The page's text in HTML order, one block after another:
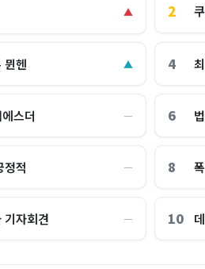
▲ 2
뮌헨 ▲ 4
스더 ― 6
정적 ― 8
기자회견 ― 10